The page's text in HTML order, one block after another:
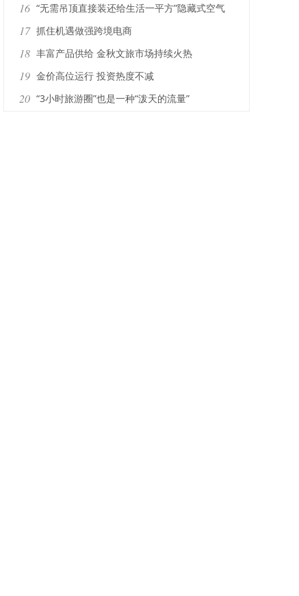
16 “无需吊顶直接装还给生活一平方”隐藏式空气
机璀璨C3X新品上市
17 抓住机遇做强跨境电商
18 丰富产品供给 金秋文旅市场持续火热
19 金价高位运行 投资热度不减
20 “3小时旅游圈”也是一种“泼天的流量”